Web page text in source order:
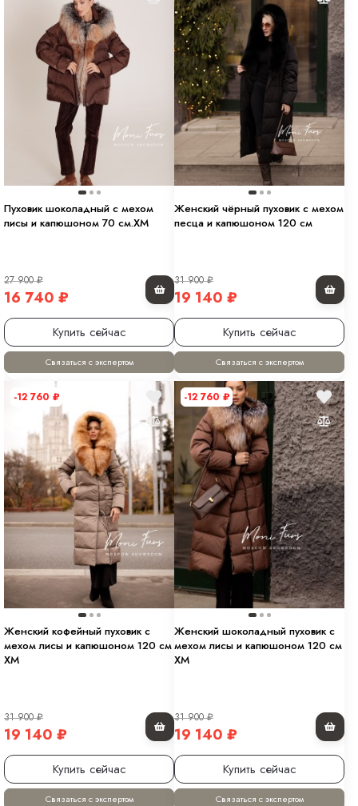
Пуховик шоколадный с мехом
лисы и капюшоном 70 см.ХМ
27 900₽
16 740 ₽
Купить сейчас
Связаться с экспертом
Женский чёрный пуховик с мехом
песца и капюшоном 120 см
31 900₽
19 140 ₽
Купить сейчас
Связаться с экспертом
-12 760 ₽
Женский кофейный пуховик с
мехом лисы и капюшоном 120 см
XM
31 900₽
19 140 ₽
Купить сейчас
Связаться с экспертом
-12 760 ₽
Женский шоколадный пуховик с
мехом лисы и капюшоном 120 см
XM
31 900₽
19 140 ₽
Купить сейчас
Связаться с экспертом